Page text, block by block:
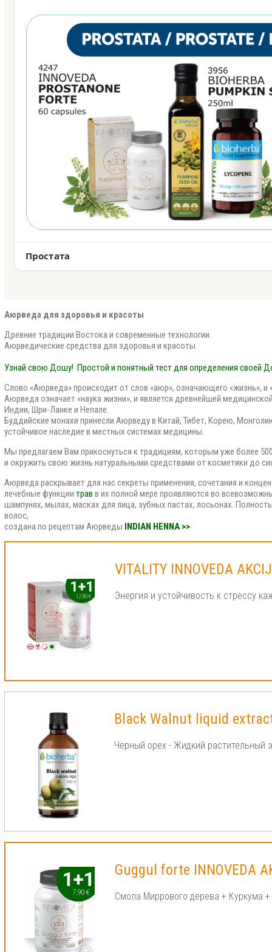
Простата
Аюрведа для здоровья и красоты
Древние традиции Востока и современные технологии.
Аюрведические средства для здоровья и красоты.
Узнай свою Дошу! Простой и понятный тест для определения своей
Слово «Аюрведа» происходит от слов «аюр», означающего «жизнь», и
Аюрведа означает «наука жизни», и является древнейшей
Индии, Шри-Ланке и Непале.
Буддийские монахи принесли Аюрведу в Китай, Тибет, Корею,
устойчивое наследие в местных системах медицины.
Мы предлагаем Вам прикоснуться к традициям, которым уже более
и окружить свою жизнь натуральными средствами от косметики до
Аюрведа раскрывает для нас секреты применения, сочетания и
лечебные функции трав в их полной мере проявляются во
шампунях, мылах, масках для лица, зубных пастах, лосьонах.
волос,
создана по рецептам Аюрведы
INDIAN HENNA >>
VITALITY INNOVEDA
Энергия и устойчивость к стрессу
Black Walnut liquid
Черный орех - Жидкий растительный
Guggul forte INNOVEDA
Смола Миррового дерева + Куркума